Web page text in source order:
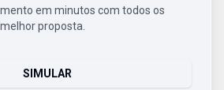
em minutos com todos os
proposta.
SIMULAR